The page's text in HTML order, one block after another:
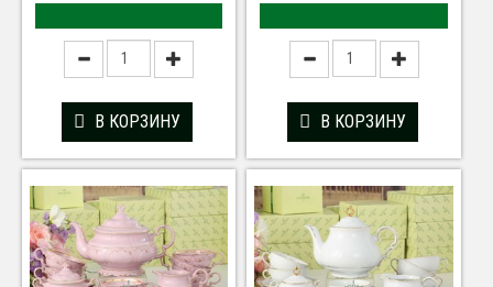
В КОРЗИНУ В КОРЗИНУ